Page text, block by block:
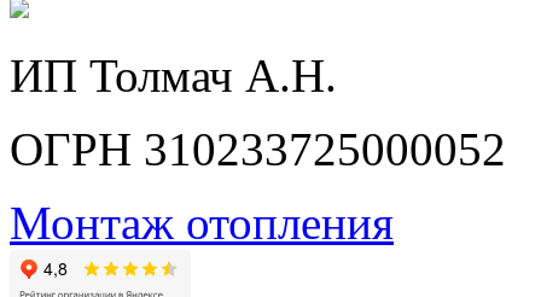
ИП Толмач А.Н.
ОГРН 310233725000052
Монтаж отопления